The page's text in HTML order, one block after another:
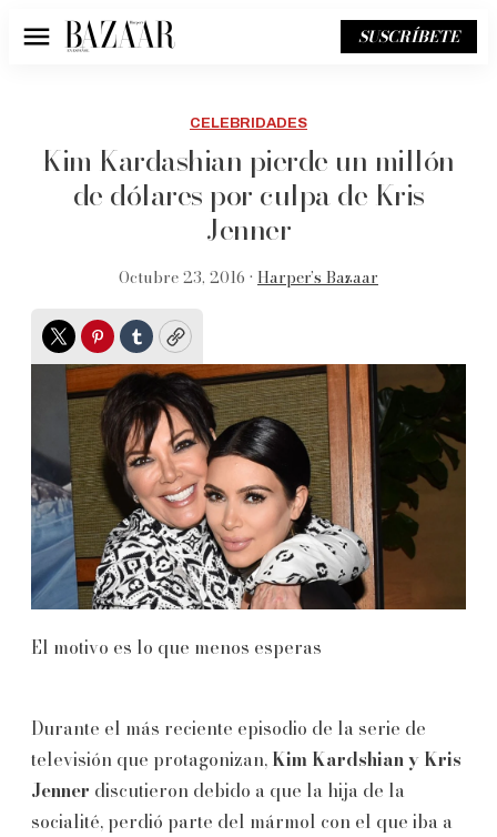
Menú SUSCRÍBETE
CELEBRIDADES
Kim Kardashian pierde un millón
de dólares por culpa de Kris
Jenner
Octubre 23, 2016 • Harper’s Bazaar
TwitterPinterest
TumblrCopy
El motivo es lo que menos esperas
Durante el más reciente episodio de la serie de
televisión que protagonizan, Kim Kardshian y Kris
Jenner discutieron debido a que la hija de la
socialité, perdió parte del mármol con el que iba a